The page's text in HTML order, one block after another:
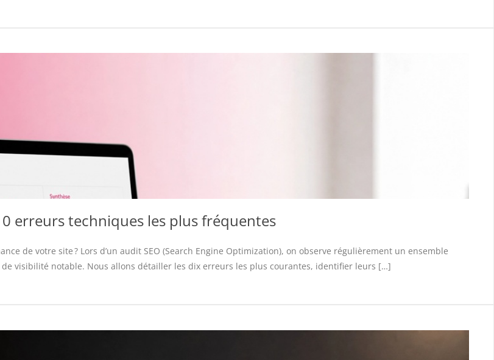
erreurs techniques les plus fréquentes
de votre site ? Lors d’un audit SEO (Search Engine Optimization), on observe régulièrement un ensemble
visibilité notable. Nous allons détailler les dix erreurs les plus courantes, identifier leurs […]